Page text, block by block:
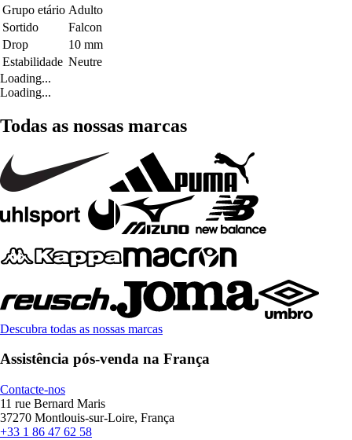
Grupo etário Adulto
Sortido
Falcon
Drop
10 mm
Estabilidade Neutre
Loading...
Loading...
Todas as nossas marcas
Descubra todas as nossas marcas
Assistência pós-venda na França
Contacte-nos
11 rue Bernard Maris
37270 Montlouis-sur-Loire, França
+33 1 86 47 62 58